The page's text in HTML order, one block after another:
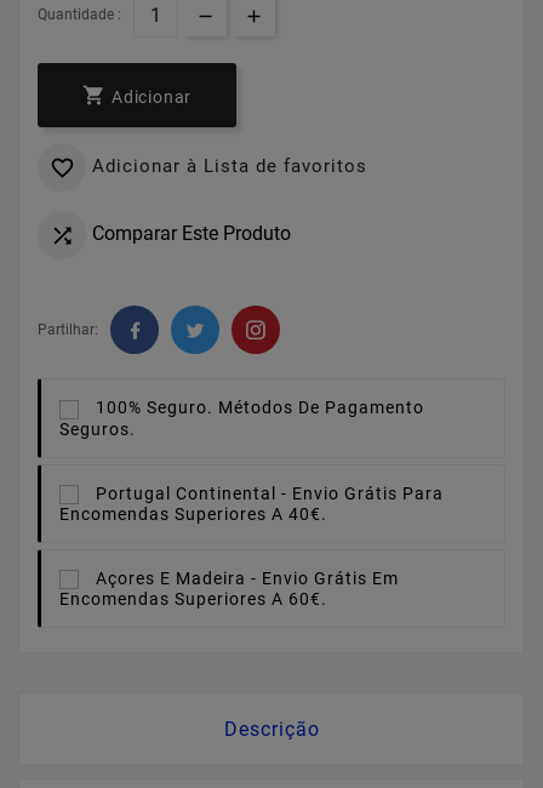
Quantidade :
 Adicionar
 Adicionar à Lista de favoritos
 Comparar Este Produto
Partilhar:
100% Seguro. Métodos De Pagamento
Seguros.
Portugal Continental - Envio Grátis Para
Encomendas Superiores A 40€.
Açores E Madeira - Envio Grátis Em
Encomendas Superiores A 60€.
Descrição